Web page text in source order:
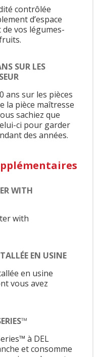
contrôlée
d’espace
vos légumes-
SUR LES
ans sur les pièces
la pièce maîtresse
sachiez que
ci pour garder
des années.
WITH
with
EN USINE
en usine
vous avez
à DEL
et consomme